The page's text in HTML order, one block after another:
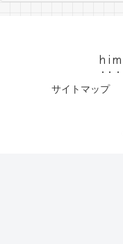
サイトマップ